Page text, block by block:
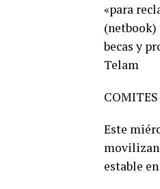
«para
(netbook)
becas y
Telam
Este
movilizan
estable